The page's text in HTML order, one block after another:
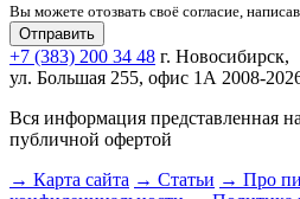
Вы можете отозвать своё согласие,
+7 (383) 200 34 48 г. Новосибирск,
ул. Большая 255, офис 1А 2008-
Вся информация представленная
публичной офертой
→ Карта сайта → Статьи → Про